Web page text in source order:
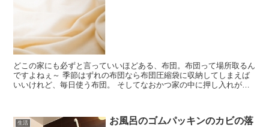
どこの家にも必ずと言っていいほどある、布団。布団って場所取るん
ですよねぇ～ 季節はずれの布団なら布団圧縮袋に収納してしまえば
いいけれど、毎日使う布団。 そしてなおかつ家の中に押し入れがな
生活
お風呂のゴムパッキンのカビの落